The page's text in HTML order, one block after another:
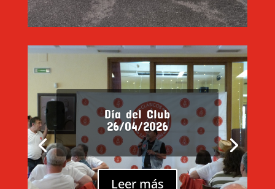
Día del Club
26/04/2026
Leer más